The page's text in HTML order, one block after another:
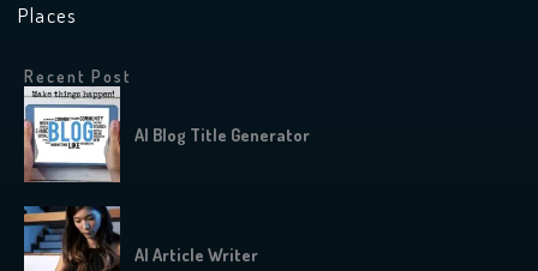
Places
Recent Post
AI Blog Title Generator
AI Article Writer